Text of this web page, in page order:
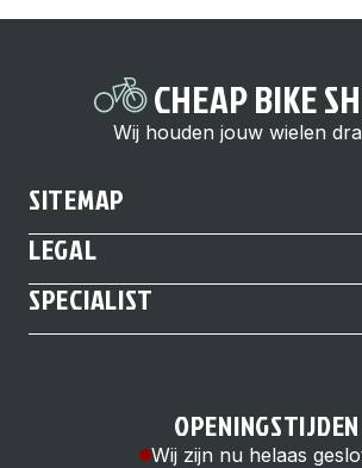
CHEAP BIKE
Wij houden jouw wielen
SITEMAP
LEGAL
SPECIALIST
OPENINGSTIJDEN
Wij zijn nu helaas